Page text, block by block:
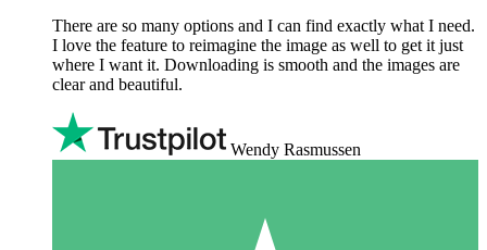
There are so many options and I can find exactly what I need.
I love the feature to reimagine the image as well to get it just
where I want it. Downloading is smooth and the images are
clear and beautiful.
Wendy Rasmussen